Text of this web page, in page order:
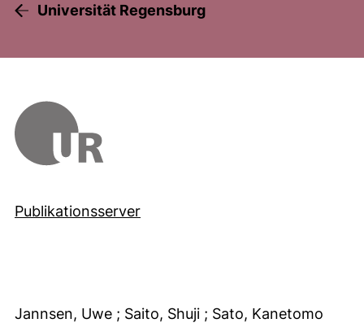
Universität Regensburg
Publikationsserver
Jannsen, Uwe ; Saito, Shuji ; Sato, Kanetomo